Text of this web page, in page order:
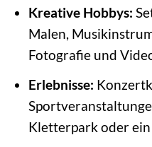
Kreative Hobbys:
Malen,
Fotografie und
Erlebnisse:
Kletterpark oder ein